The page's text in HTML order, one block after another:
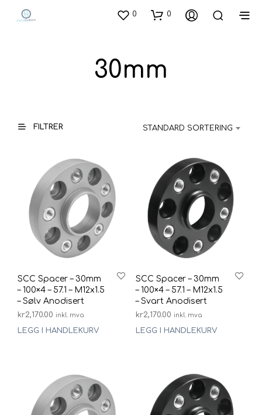
0 0
30mm
FILTRER STANDARD SORTERING
SCC Spacer – 30mm
– 100×4 – 57.1 – M12x1.5
– Sølv Anodisert
kr2,170.00 inkl. mva
LEGG I HANDLEKURV
SCC Spacer – 30mm
– 100×4 – 57.1 – M12x1.5
– Svart Anodisert
kr2,170.00 inkl. mva
LEGG I HANDLEKURV